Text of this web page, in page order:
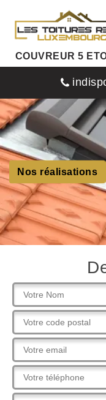
COUVREUR 5
Nos réalisations